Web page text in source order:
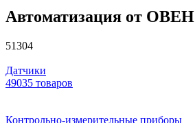
Автоматизация от ОВЕН
51304
Датчики
49035 товаров
Контрольно-измерительные приборы